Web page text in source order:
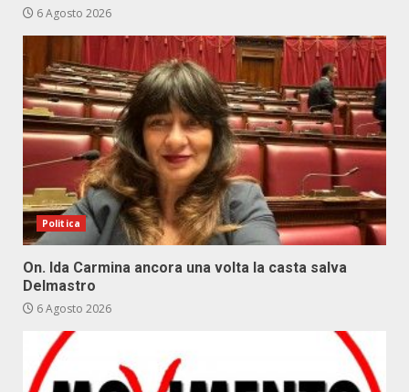
6 Agosto 2026
Politica
On. Ida Carmina ancora una volta la casta salva
Delmastro
6 Agosto 2026